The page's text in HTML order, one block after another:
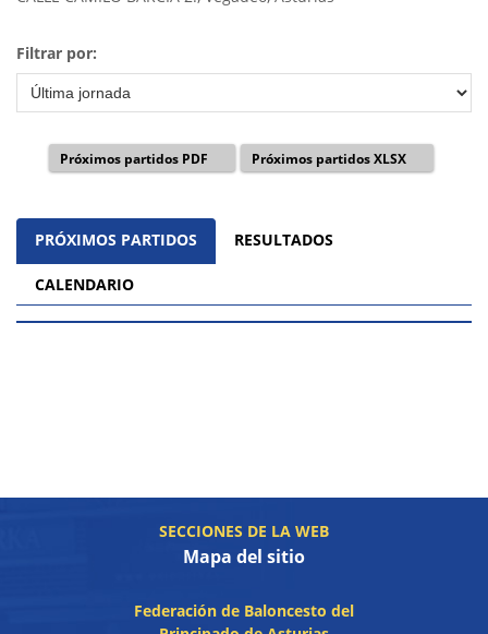
Filtrar por:
Próximos partidos PDF Próximos partidos XLSX
PRÓXIMOS PARTIDOS RESULTADOS
CALENDARIO
SECCIONES DE LA WEB
Mapa del sitio
Federación de Baloncesto del